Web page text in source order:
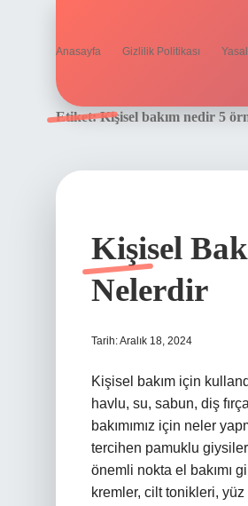
Anasayfa Gizlilik Politikası
Etiket:Kişisel bakım nedir 5
Kişisel
Nelerdir
Tarih: Aralık 18, 2024
Kişisel bakım için
havlu, su, sabun, diş
bakımımız için neler
tercihen pamuklu
önemli nokta el bakımı
kremler, cilt tonikleri,